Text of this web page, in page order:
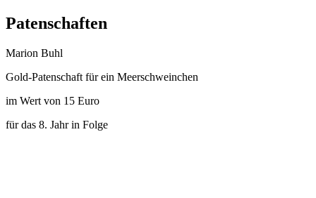
Patenschaften
Marion Buhl
Gold-Patenschaft für ein Meerschweinchen
im Wert von 15 Euro
für das 8. Jahr in Folge